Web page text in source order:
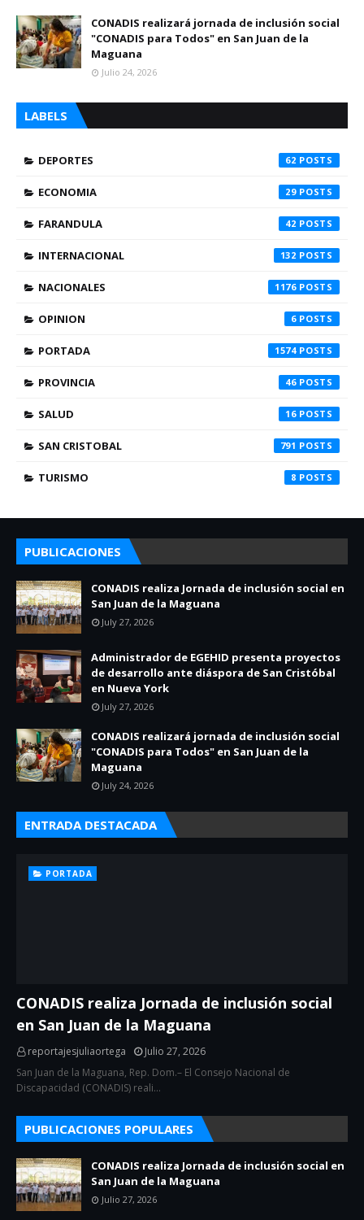
CONADIS realizará jornada de inclusión social
"CONADIS para Todos" en San Juan de la
Maguana
Julio 24, 2026
LABELS
DEPORTES 62
ECONOMIA 29
FARANDULA 42
INTERNACIONAL 132
NACIONALES 1176
OPINION 6
PORTADA 1574
PROVINCIA 46
SALUD 16
SAN CRISTOBAL 791
TURISMO 8
PUBLICACIONES
CONADIS realiza Jornada de inclusión social en
San Juan de la Maguana
July 27, 2026
Administrador de EGEHID presenta proyectos
de desarrollo ante diáspora de San Cristóbal
en Nueva York
July 27, 2026
CONADIS realizará jornada de inclusión social
"CONADIS para Todos" en San Juan de la
Maguana
July 24, 2026
ENTRADA DESTACADA
PORTADA
CONADIS realiza Jornada de inclusión social
en San Juan de la Maguana
reportajesjuliaortega
Julio 27, 2026
San Juan de la Maguana, Rep. Dom.– El Consejo Nacional de
Discapacidad (CONADIS) reali…
PUBLICACIONES POPULARES
CONADIS realiza Jornada de inclusión social en
San Juan de la Maguana
Julio 27, 2026